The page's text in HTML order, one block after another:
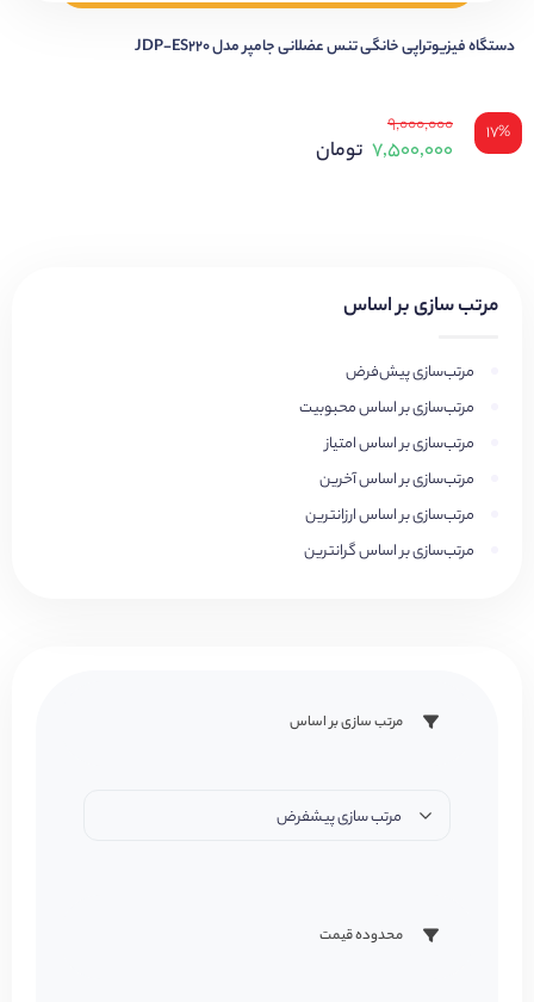
مرتب سازی بر اساس
مرتب‌سازی پیش‌فرض
مرتب‌سازی بر اساس محبوبیت
مرتب‌سازی بر اساس امتیاز
مرتب‌سازی بر اساس آخرین
مرتب‌سازی بر اساس ارزانترین
مرتب‌سازی بر اساس گرانترین
مرتب سازی بر اساس
مرتب سازی پیشفرض
محدوده قیمت
دستگاه فیزیوتراپی خانگی تنس عضلانی جامپر مدل JDP-ES220
۱۷% ۹,۰۰۰,۰۰۰
۷,۵۰۰,۰۰۰ تومان